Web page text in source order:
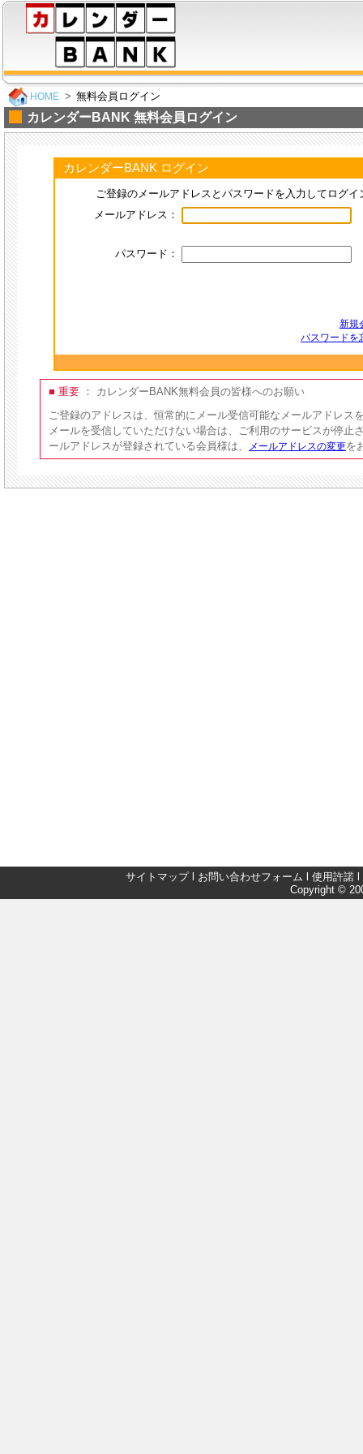
HOME 無料会員ログイン
カレンダーBANK 無料会員ログイン
カレンダーBANK ログイン
ご登録のメールアドレスとパスワードを入力してログイ
メールアドレス：
パスワード：
新規
パスワードを
■ 重要 ：
カレンダーBANK無料会員の皆様へのお願い
ご登録のアドレスは、恒常的にメール受信可能なメールアドレス
メールを受信していただけない場合は、ご利用のサービスが停止
ールアドレスが登録されている会員様は、
メールアドレスの変更を
サイトマップl お問い合わせフォーム 使用許諾
Copyright ©